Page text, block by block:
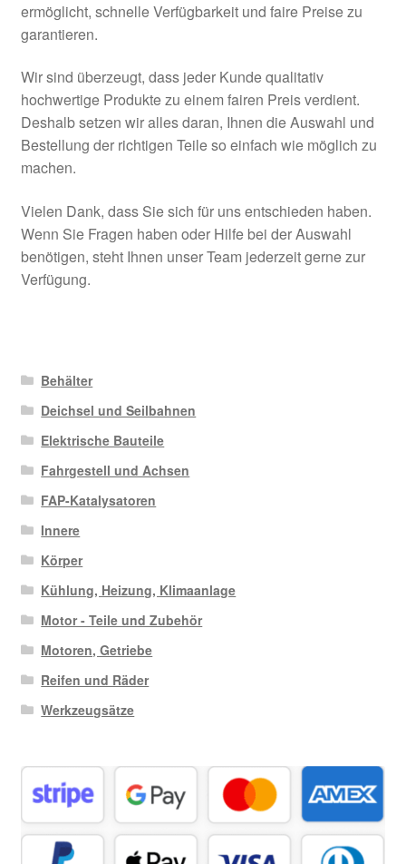
Lieferung
Über uns
Warenkorb
Weltweiter Versand
Zahlungen
ermöglicht, schnelle Verfügbarkeit und faire Preise zu
garantieren.
Wir sind überzeugt, dass jeder Kunde qualitativ
hochwertige Produkte zu einem fairen Preis verdient.
Deshalb setzen wir alles daran, Ihnen die Auswahl und
Bestellung der richtigen Teile so einfach wie möglich zu
machen.
Vielen Dank, dass Sie sich für uns entschieden haben.
Wenn Sie Fragen haben oder Hilfe bei der Auswahl
benötigen, steht Ihnen unser Team jederzeit gerne zur
Verfügung.
Behälter
Deichsel und Seilbahnen
Elektrische Bauteile
Fahrgestell und Achsen
FAP-Katalysatoren
Innere
Körper
Kühlung, Heizung, Klimaanlage
Motor - Teile und Zubehör
Motoren, Getriebe
Reifen und Räder
Werkzeugsätze